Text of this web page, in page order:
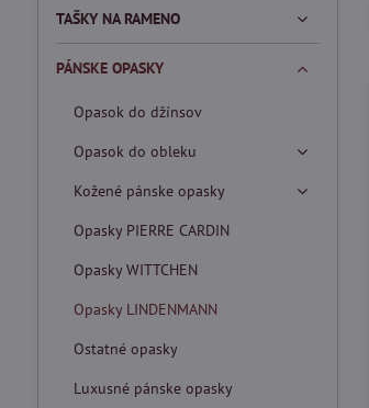
TAŠKY NA RAMENO
PÁNSKE OPASKY
Opasok do džínsov
Opasok do obleku
Kožené pánske opasky
Opasky PIERRE CARDIN
Opasky WITTCHEN
Opasky LINDENMANN
Ostatné opasky
Luxusné pánske opasky